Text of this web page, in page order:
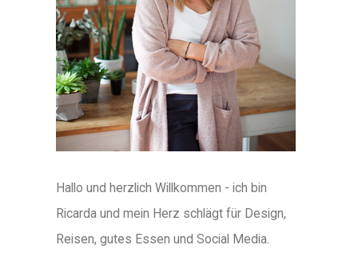
Hallo und herzlich Willkommen - ich bin
Ricarda und mein Herz schlägt für Design,
Reisen, gutes Essen und Social Media.